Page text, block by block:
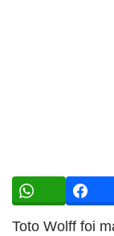
Toto Wolff foi